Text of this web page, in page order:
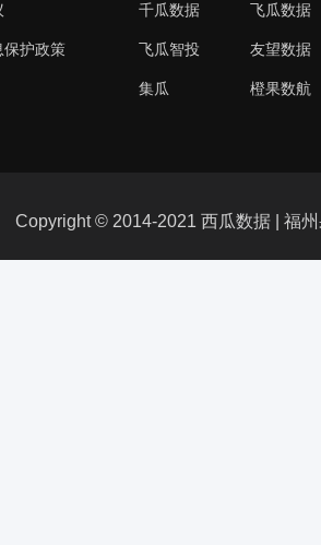
保护政策
千瓜数据
飞瓜智投
集瓜
飞瓜数据
友望数据
橙果数航
Copyright © 2014-2021 西瓜数据 | 福